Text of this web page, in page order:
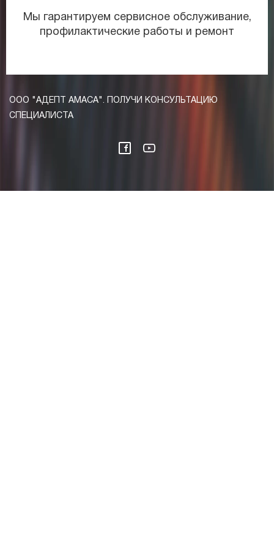
Мы гарантируем сервисное обслуживание,
профилактические работы и ремонт
ООО "АДЕПТ АМАСА". ПОЛУЧИ КОНСУЛЬТАЦИЮ
СПЕЦИАЛИСТА